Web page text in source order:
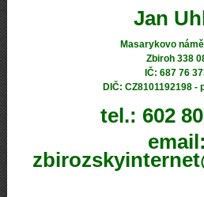
Jan
Masarykovo
Zbiroh 338
IČ: 687 76
DIČ: CZ8101192198 -
tel.: 602
email: